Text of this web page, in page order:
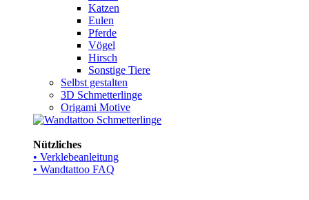
Katzen
Eulen
Pferde
Vögel
Hirsch
Sonstige Tiere
Selbst gestalten
3D Schmetterlinge
Origami Motive
Nützliches
• Verklebeanleitung
• Wandtattoo FAQ